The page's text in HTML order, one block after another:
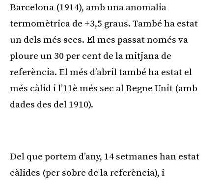
Barcelona (1914), amb una anomalia
termomètrica de +3,5 graus. També ha estat
un dels més secs. El mes passat només va
ploure un 30 per cent de la mitjana de
referència. El més d’abril també ha estat el
més càlid i l’11è més sec al Regne Unit (amb
dades des del 1910).
Del que portem d’any, 14 setmanes han estat
càlides (per sobre de la referència), i